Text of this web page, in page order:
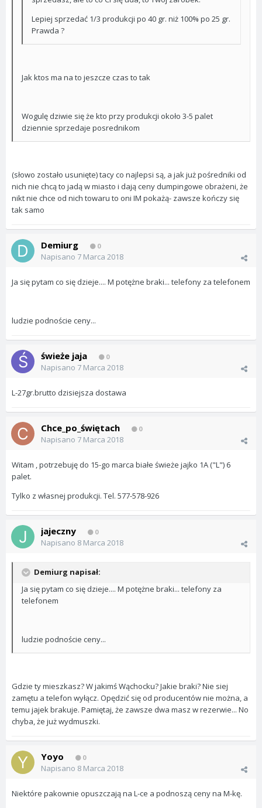
Lepiej sprzedać 1/3 produkcji po 40 gr. niż 100% po 25 gr.
Prawda ?
Jak ktos ma na to jeszcze czas to tak
Wogulę dziwie się że kto przy produkcji około 3-5 palet
dziennie sprzedaje posrednikom
(słowo zostało usunięte) tacy co najlepsi są, a jak już pośredniki od
nich nie chcą to jadą w miasto i dają ceny dumpingowe obrażeni, że
nikt nie chce od nich towaru to oni IM pokażą- zawsze kończy się
tak samo
Demiurg 0
Napisano 7 Marca 2018
Ja się pytam co się dzieje.... M potężne braki... telefony za telefonem
ludzie podnoście ceny...
świeże jaja 0
Napisano 7 Marca 2018
L-27gr.brutto dzisiejsza dostawa
Chce_po_świętach 0
Napisano 7 Marca 2018
Witam , potrzebuję do 15-go marca białe świeże jajko 1A ("L") 6
palet.
Tylko z własnej produkcji. Tel. 577-578-926
jajeczny 0
Napisano 8 Marca 2018
Demiurg napisał:
Ja się pytam co się dzieje.... M potężne braki... telefony za
telefonem
ludzie podnoście ceny...
Gdzie ty mieszkasz? W jakimś Wąchocku? Jakie braki? Nie siej
zamętu a telefon wyłącz. Opędzić się od producentów nie można, a
temu jajek brakuje. Pamiętaj, że zawsze dwa masz w rezerwie... No
chyba, że już wydmuszki.
Yoyo 0
Napisano 8 Marca 2018
Niektóre pakownie opuszczają na L-ce a podnoszą ceny na M-kę.